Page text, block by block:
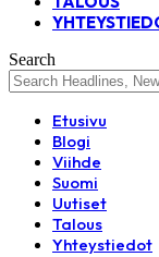
Search
Etusivu
Blogi
Viihde
Suomi
Uutiset
Talous
Yhteystiedot